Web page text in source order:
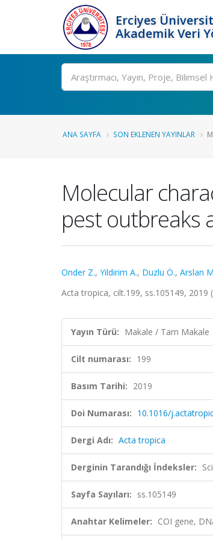
Erciyes
Akademik Veri
Ara
ANA SAYFA SON EKLENEN YAYINLAR
Molecular
pest outbreaks
Onder Z., Yildirim A., Duzlu Ö., Arslan
Acta tropica, cilt.199, ss.105149, 2019
Yayın Türü: Makale / Tam Makale
Cilt numarası: 199
Basım Tarihi: 2019
Doi Numarası: 10.1016/
Dergi Adı: Acta tropica
Derginin Tarandığı İndeksler:
Sayfa Sayıları: ss.105149
Anahtar Kelimeler: COI gene,